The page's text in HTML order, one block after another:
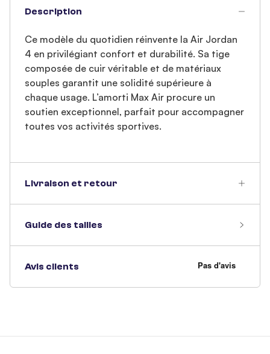
Description
Ce modèle du quotidien réinvente la Air Jordan
4 en privilégiant confort et durabilité. Sa tige
composée de cuir véritable et de matériaux
souples garantit une solidité supérieure à
chaque usage. L’amorti Max Air procure un
soutien exceptionnel, parfait pour accompagner
toutes vos activités sportives.
Livraison et retour
Guide des tailles
Avis clients